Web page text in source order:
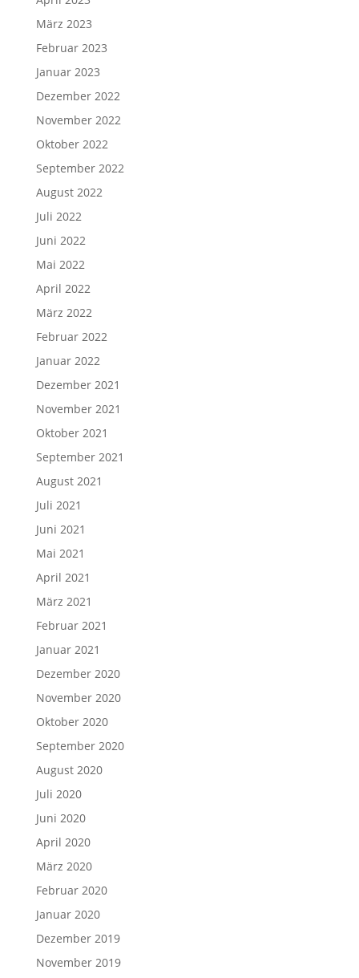
März 2023
Februar 2023
Januar 2023
Dezember 2022
November 2022
Oktober 2022
September 2022
August 2022
Juli 2022
Juni 2022
Mai 2022
April 2022
März 2022
Februar 2022
Januar 2022
Dezember 2021
November 2021
Oktober 2021
September 2021
August 2021
Juli 2021
Juni 2021
Mai 2021
April 2021
März 2021
Februar 2021
Januar 2021
Dezember 2020
November 2020
Oktober 2020
September 2020
August 2020
Juli 2020
Juni 2020
April 2020
März 2020
Februar 2020
Januar 2020
Dezember 2019
November 2019